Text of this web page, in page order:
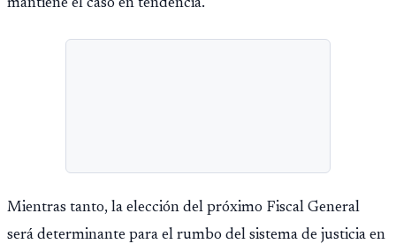
mantiene el caso en tendencia.
Mientras tanto, la elección del próximo Fiscal General
será determinante para el rumbo del sistema de justicia en